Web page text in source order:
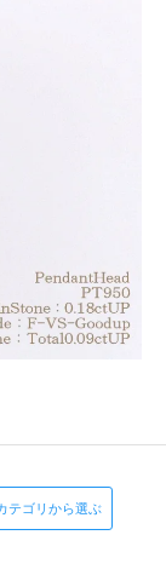
テゴリから選ぶ